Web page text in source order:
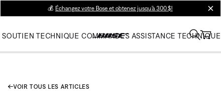
💰 Échangez votre Bose et obtenez jusqu’à 300 $!
SOUTIEN TECHNIQUE COMMANDES ASSISTANCE TECHNIQUE
VOIR TOUS LES ARTICLES